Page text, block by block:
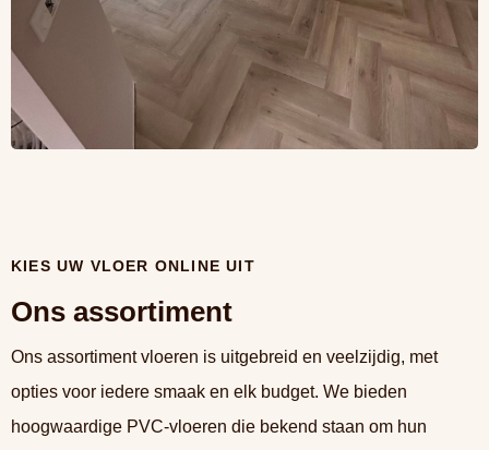
KIES UW VLOER ONLINE UIT
Ons assortiment
Ons assortiment vloeren is uitgebreid en veelzijdig, met
opties voor iedere smaak en elk budget. We bieden
hoogwaardige PVC-vloeren die bekend staan om hun